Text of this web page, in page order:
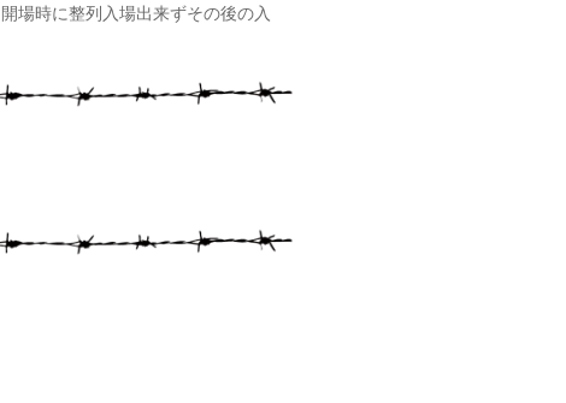
場時に整列入場出来ずその後の入